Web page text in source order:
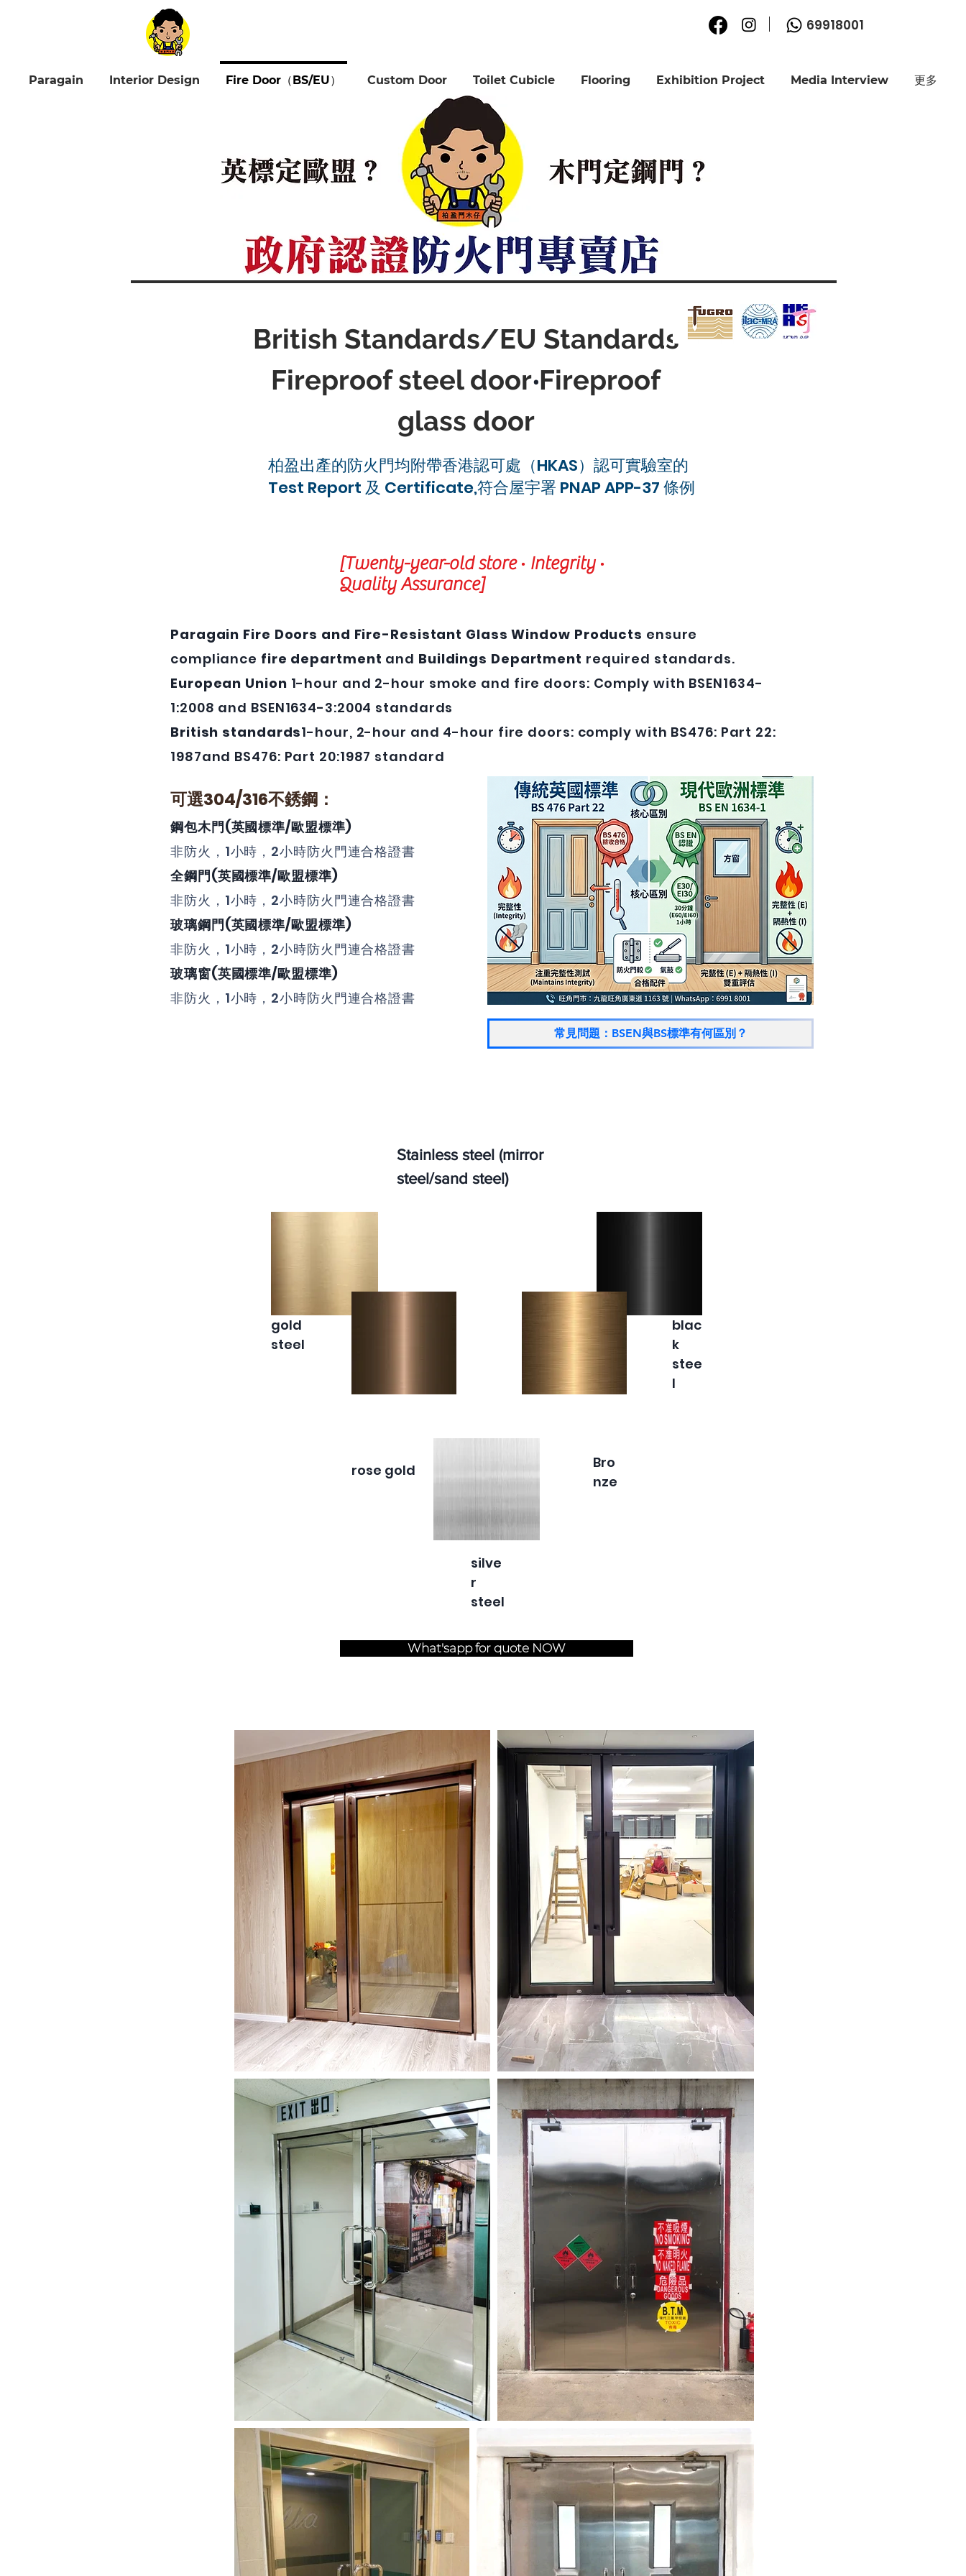
69918001
Paragain Interior Design Fire Door（BS/EU） Custom Door Toilet Cubicle Flooring Exhibition Project Media Interview 更多
British Standards/EU Standards
Fireproof steel door‧Fireproof
glass door
柏盈出產的防火門均附帶香港認可處（HKAS）認可實驗室的
Test Report 及 Certificate,符合屋宇署 PNAP APP-37 條例
[Twenty-year-old store ‧ Integrity ‧
Quality Assurance]
Paragain Fire Doors and Fire-Resistant Glass Window Products ensure
compliance fire department and Buildings Department required standards.
European Union 1-hour and 2-hour smoke and fire doors: Comply with BSEN1634-
1:2008 and BSEN1634-3:2004 standards
British standards1-hour, 2-hour and 4-hour fire doors: comply with BS476: Part 22:
1987and BS476: Part 20:1987 standard
可選304/316不銹鋼：
鋼包木門(英國標準/歐盟標準)
非防火，1小時，2小時防火門連合格證書
全鋼門(英國標準/歐盟標準)
非防火，1小時，2小時防火門連合格證書
玻璃鋼門(英國標準/歐盟標準)
非防火，1小時，2小時防火門連合格證書
玻璃窗(英國標準/歐盟標準)
非防火，1小時，2小時防火門連合格證書
常見問題：BSEN與BS標準有何區別？
Stainless steel (mirror
steel/sand steel)
gold
steel
blac
k
stee
l
rose gold
Bro
nze
silve
r
steel
What'sapp for quote NOW